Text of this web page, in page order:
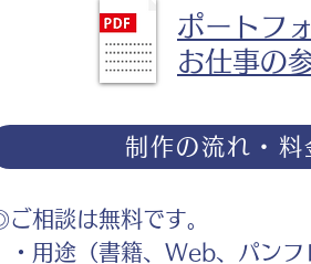
ポートフ
お仕事の
制作の流れ・
相談は無料です。
・用途（書籍、Web、パンフ